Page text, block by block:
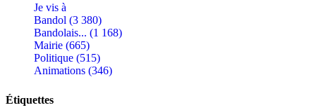
Je vis à
Bandol (3 380)
Bandolais... (1 168)
Mairie (665)
Politique (515)
Animations (346)
Étiquettes